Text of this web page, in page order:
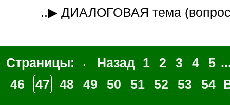
..▶ ДИАЛОГОВАЯ тема
Страницы: ← Назад 1 2 3 4 5
46
47 48 49 50 51 52 53 54